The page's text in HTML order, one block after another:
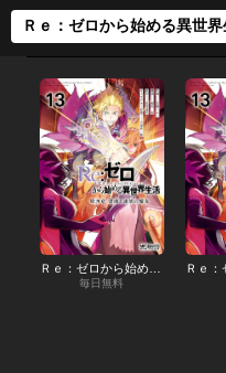
毎日無料